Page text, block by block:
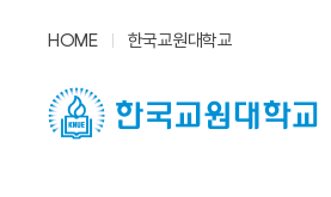
HOME 한국교원대학교